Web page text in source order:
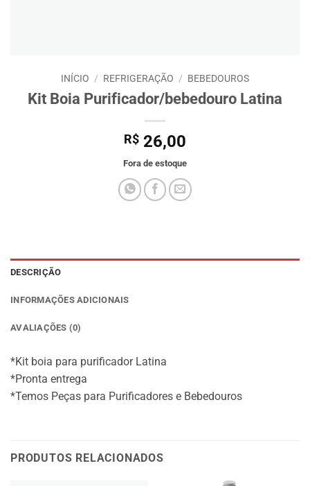
INÍCIO / REFRIGERAÇÃO / BEBEDOUROS
Kit Boia Purificador/bebedouro Latina
R$ 26,00
Fora de estoque
DESCRIÇÃO
INFORMAÇÕES ADICIONAIS
AVALIAÇÕES (0)
*Kit boia para purificador Latina
*Pronta entrega
*Temos Peças para Purificadores e Bebedouros
PRODUTOS RELACIONADOS